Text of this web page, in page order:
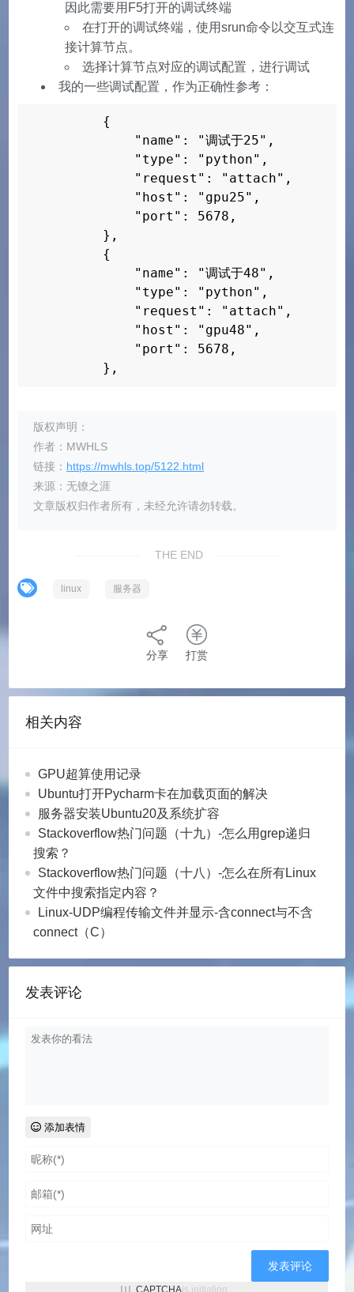
因此需要用F5打开的调试终端
在打开的调试终端，使用srun命令以交互式连
接计算节点。
选择计算节点对应的调试配置，进行调试
我的一些调试配置，作为正确性参考：
        {
            "name": "调试于25",
            "type": "python",
            "request": "attach",
            "host": "gpu25",
            "port": 5678,
        },
        {
            "name": "调试于48",
            "type": "python",
            "request": "attach",
            "host": "gpu48",
            "port": 5678,
        },
版权声明：
作者：MWHLS
链接： https://mwhls.top/5122.html
来源：无镣之涯
文章版权归作者所有，未经允许请勿转载。
THE END
linux 服务器
分享 打赏
相关内容
GPU超算使用记录
Ubuntu打开Pycharm卡在加载页面的解决
服务器安装Ubuntu20及系统扩容
Stackoverflow热门问题（十九）-怎么用grep递归
搜索？
Stackoverflow热门问题（十八）-怎么在所有Linux
文件中搜索指定内容？
Linux-UDP编程传输文件并显示-含connect与不含
connect（C）
发表评论
添加表情
CAPTCHAis initialing...